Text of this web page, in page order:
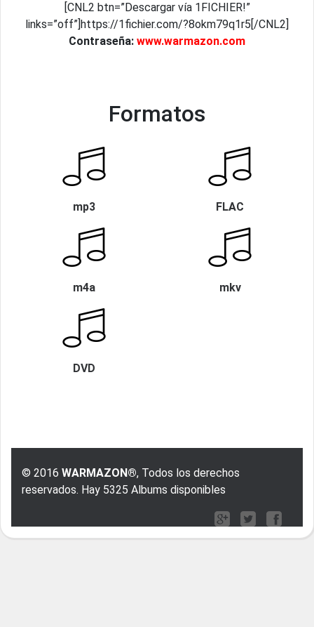
[CNL2 btn=”Descargar vía 1FICHIER!”
links=”off”]https://1fichier.com/?8okm79q1r5[/CNL2]
Contraseña: www.warmazon.com
Formatos
mp3 FLAC
m4a mkv
DVD
© 2016 WARMAZON®, Todos los derechos
reservados. Hay 5325 Albums disponibles